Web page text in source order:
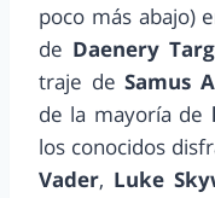
poco más abajo)
de Daenery
traje de Samus
de la mayoría de
los conocidos
Vader, Luke